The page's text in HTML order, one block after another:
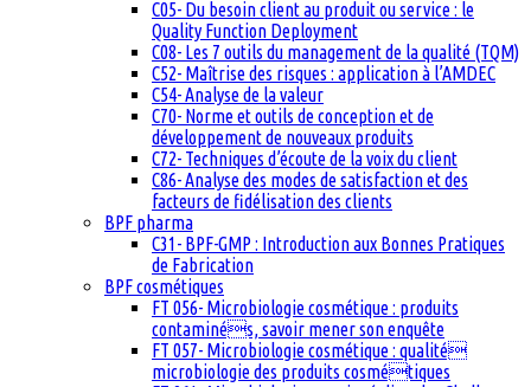
C05- Du besoin client au produit ou service : le
Quality Function Deployment
C08- Les 7 outils du management de la qualité (TQM)
C52- Maîtrise des risques : application à l’AMDEC
C54- Analyse de la valeur
C70- Norme et outils de conception et de
développement de nouveaux produits
C72- Techniques d’écoute de la voix du client
C86- Analyse des modes de satisfaction et des
facteurs de fidélisation des clients
BPF pharma
C31- BPF-GMP : Introduction aux Bonnes Pratiques
de Fabrication
BPF cosmétiques
FT 056- Microbiologie cosmétique : produits
contaminés, savoir mener son enquête
FT 057- Microbiologie cosmétique : qualité
microbiologie des produits cosmétiques